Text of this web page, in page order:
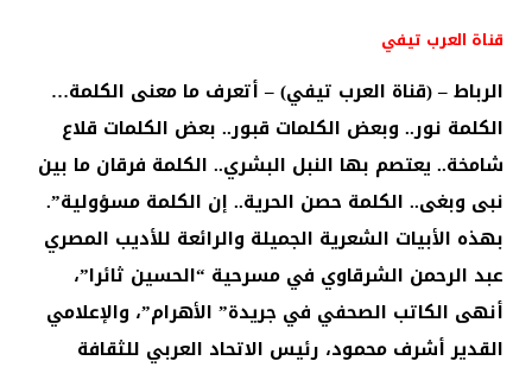
قناة العرب تيفي
الرباط – (قناة العرب تيفي) – أتعرف ما معنى الكلمة…
الكلمة نور.. وبعض الكلمات قبور.. بعض الكلمات قلاع
شامخة.. يعتصم بها النبل البشري.. الكلمة فرقان ما بين
نبى وبغى.. الكلمة حصن الحرية.. إن الكلمة مسؤولية”.
بهذه الأبيات الشعرية الجميلة والرائعة للأديب المصري
عبد الرحمن الشرقاوي في مسرحية “الحسين ثائرا”،
أنهى الكاتب الصحفي في جريدة” الأهرام”، والإعلامي
القدير أشرف محمود، رئيس الاتحاد العربي للثقافة